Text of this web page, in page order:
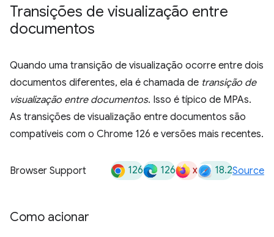
Transições de visualização entre
documentos
Quando uma transição de visualização ocorre entre dois
documentos diferentes, ela é chamada de transição de
visualização entre documentos. Isso é típico de MPAs.
As transições de visualização entre documentos são
compatíveis com o Chrome 126 e versões mais recentes.
Browser Support 126 126 x 18.2Source
Como acionar